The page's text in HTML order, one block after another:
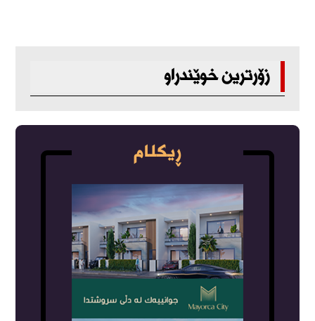
زۆرترین خوێندراو
ڕیکلام